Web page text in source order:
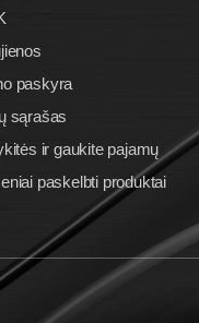
paskyra
sąrašas
ir gaukite pajamų
paskelbti produktai